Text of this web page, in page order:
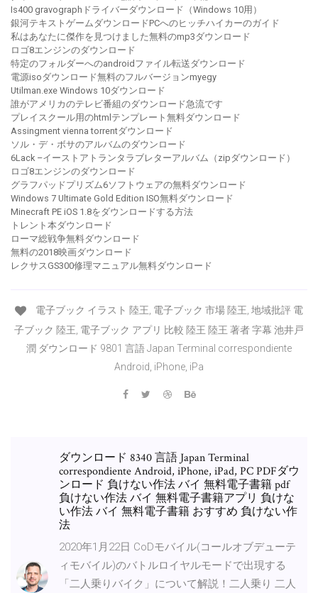
Is400 gravographドライバーダウンロード（Windows 10用）
銀河テキストゲームダウンロードPCへのヒッチハイカーのガイド
私はあなたに傑作を見つけました無料のmp3ダウンロード
ロゴ8エンジンのダウンロード
特定のフォルダーへのandroidファイル転送ダウンロード
電源isoダウンロード無料のフルバージョンmyegy
Utilman.exe Windows 10ダウンロード
誰がアメリカのテレビ番組のダウンロード急流です
プレイスクール用のhtmlテンプレート無料ダウンロード
Assingment vienna torrentダウンロード
ソル・デ・ボサのアルバムのダウンロード
6Lack –イーストアトランタラブレターアルバム（zipダウンロード）
ロゴ8エンジンのダウンロード
グラフパッドプリズム6ソフトウェアの無料ダウンロード
Windows 7 Ultimate Gold Edition ISO無料ダウンロード
Minecraft PE iOS 1.8をダウンロードする方法
トレント本ダウンロード
ローマ総戦争無料ダウンロード
無料の2018映画ダウンロード
レクサスGS300修理マニュアル無料ダウンロード
電子ブック イラスト 陸王, 電子ブック 市場 陸王, 地域批評 電
子ブック 陸王, 電子ブック アプリ 比較 陸王 陸王 著者 字幕 池井戸
潤 ダウンロード 9801 言語 Japan Terminal correspondiente
Android, iPhone, iPa
ダウンロード 8340 言語 Japan Terminal
correspondiente Android, iPhone, iPad, PC PDFダウ
ンロード 負けない作法 バイ 無料電子書籍 pdf
負けない作法 バイ 無料電子書籍アプリ 負けな
い作法 バイ 無料電子書籍 おすすめ 負けない作
法
2020年1月22日 CoDモバイル(コールオブデューテ
ィモバイル)のバトルロイヤルモードで出現する
「二人乗りバイク」について解説！二人乗り 二人